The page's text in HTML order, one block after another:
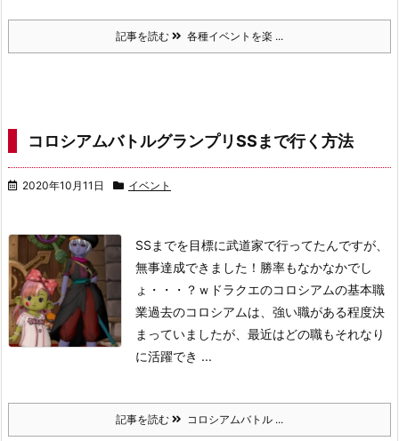
記事を読む 各種イベントを楽 ...
コロシアムバトルグランプリSSまで行く方法
2020年10月11日 イベント
SSまでを目標に武道家で行ってたんですが、
無事達成できました！ 勝率もなかなかでし
ょ・・・？ｗ ドラクエのコロシアムの基本職
業過去のコロシアムは、強い職がある程度決
まっていましたが、最近はどの職もそれなり
に活躍でき ...
記事を読む コロシアムバトル ...